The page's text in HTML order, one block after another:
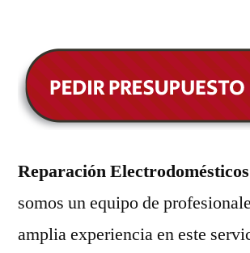
Reparación
somos un equipo de
amplia experiencia en este